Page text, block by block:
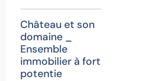
Château et son
domaine _
Ensemble
immobilier à fort
potentie